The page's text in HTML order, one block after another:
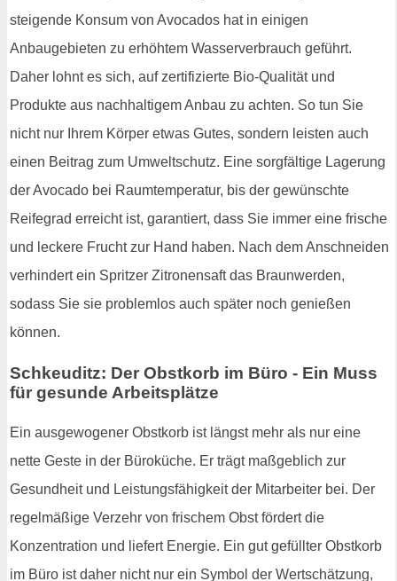
steigende Konsum von Avocados hat in einigen
Anbaugebieten zu erhöhtem Wasserverbrauch geführt.
Daher lohnt es sich, auf zertifizierte Bio-Qualität und
Produkte aus nachhaltigem Anbau zu achten. So tun Sie
nicht nur Ihrem Körper etwas Gutes, sondern leisten auch
einen Beitrag zum Umweltschutz. Eine sorgfältige Lagerung
der Avocado bei Raumtemperatur, bis der gewünschte
Reifegrad erreicht ist, garantiert, dass Sie immer eine frische
und leckere Frucht zur Hand haben. Nach dem Anschneiden
verhindert ein Spritzer Zitronensaft das Braunwerden,
sodass Sie sie problemlos auch später noch genießen
können.
Schkeuditz: Der Obstkorb im Büro - Ein Muss
für gesunde Arbeitsplätze
Ein ausgewogener Obstkorb ist längst mehr als nur eine
nette Geste in der Büroküche. Er trägt maßgeblich zur
Gesundheit und Leistungsfähigkeit der Mitarbeiter bei. Der
regelmäßige Verzehr von frischem Obst fördert die
Konzentration und liefert Energie. Ein gut gefüllter Obstkorb
im Büro ist daher nicht nur ein Symbol der Wertschätzung,